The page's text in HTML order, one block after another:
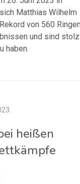
Matthias Wilhelm
von 560
und sind stolz
haben.
.
heißen